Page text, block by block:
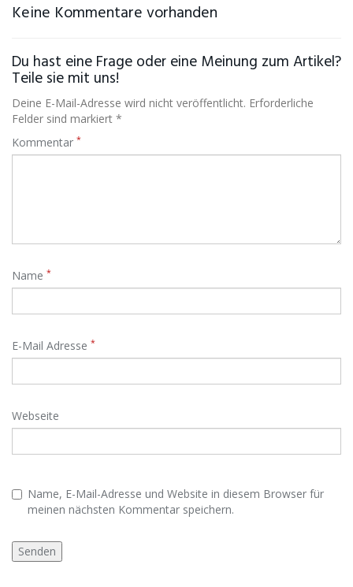
Keine Kommentare vorhanden
Du hast eine Frage oder eine Meinung zum Artikel?
Teile sie mit uns!
Deine E-Mail-Adresse wird nicht veröffentlicht. Erforderliche
Felder sind markiert *
Kommentar *
Name *
E-Mail Adresse *
Webseite
Name, E-Mail-Adresse und Website in diesem Browser für
meinen nächsten Kommentar speichern.